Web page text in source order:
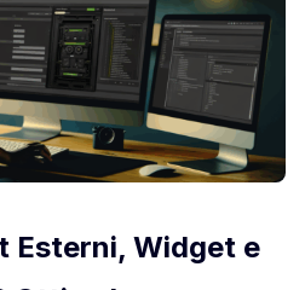
Esterni, Widget e